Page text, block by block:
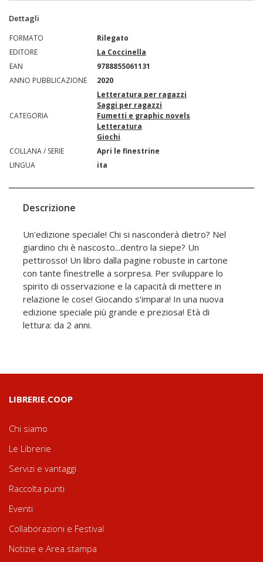
Dettagli
FORMATO
Rilegato
EDITORE
La Coccinella
EAN
9788855061131
ANNO PUBBLICAZIONE
2020
CATEGORIA
Letteratura per ragazzi
Saggi per ragazzi
Fumetti e graphic novels
Letteratura
Giochi
COLLANA / SERIE
Apri le finestrine
LINGUA
ita
Descrizione
Un'edizione speciale! Chi si nasconderà dietro? Nel
giardino chi è nascosto...dentro la siepe? Un
pettirosso! Un libro dalla pagine robuste in cartone
con tante finestrelle a sorpresa. Per sviluppare lo
spirito di osservazione e la capacità di mettere in
relazione le cose! Giocando s'impara! In una nuova
edizione speciale più grande e preziosa! Età di
lettura: da 2 anni.
LIBRERIE.COOP
Chi siamo
Le Librerie
Servizi e vantaggi
Raccolta punti
Eventi
Collaborazioni e Festival
Notizie e Area stampa